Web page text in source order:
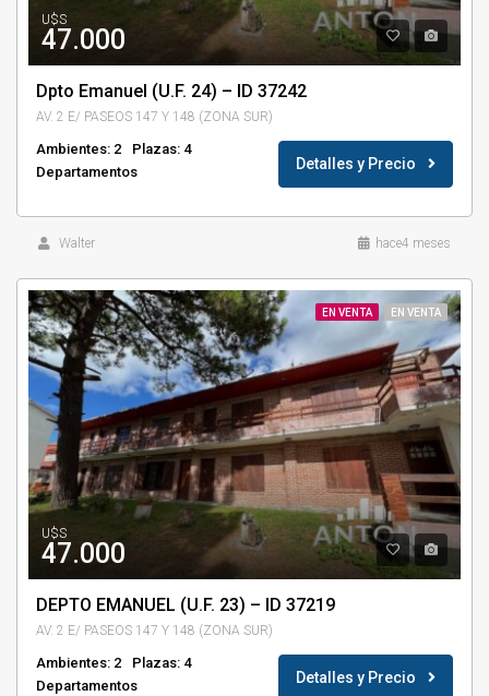
U$S
47.000
Dpto Emanuel (U.F. 24) – ID 37242
AV. 2 E/ PASEOS 147 Y 148 (ZONA SUR)
Ambientes: 2
Plazas: 4
Departamentos
Detalles y Precio
Walter hace4 meses
EN VENTA EN VENTA
U$S
47.000
DEPTO EMANUEL (U.F. 23) – ID 37219
AV. 2 E/ PASEOS 147 Y 148 (ZONA SUR)
Ambientes: 2
Plazas: 4
Departamentos
Detalles y Precio